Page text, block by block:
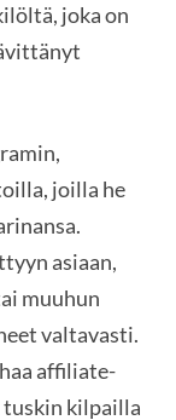
joka on
joilla he
asiaan,
muuhun
valtavasti.
affiliate-
kilpailla